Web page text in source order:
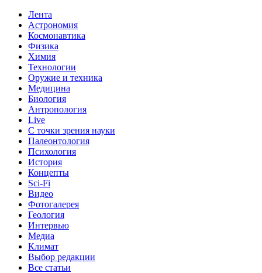
Лента
Астрономия
Космонавтика
Физика
Химия
Технологии
Оружие и техника
Медицина
Биология
Антропология
Live
С точки зрения науки
Палеонтология
Психология
История
Концепты
Sci-Fi
Видео
Фотогалерея
Геология
Интервью
Медиа
Климат
Выбор редакции
Все статьи